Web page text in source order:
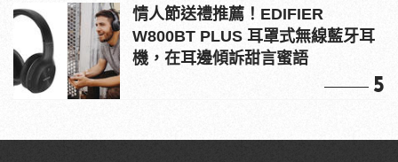
情人節送禮推薦！EDIFIER
W800BT PLUS 耳罩式無線藍牙耳
機，在耳邊傾訴甜言蜜語
5